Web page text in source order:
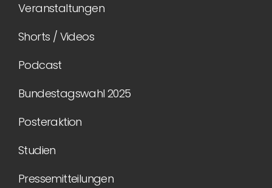
Veranstaltungen
Shorts / Videos
Podcast
Bundestagswahl 2025
Posteraktion
Studien
Pressemitteilungen